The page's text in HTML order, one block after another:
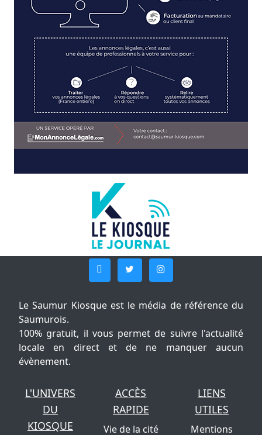
Le Saumur Kiosque est le média de référence du
Saumurois.
100% gratuit, il vous permet de suivre l'actualité
locale en direct et de ne manquer aucun
évènement.
L'UNIVERS
DU
KIOSQUE
ACCÈS
RAPIDE
Vie de la cité
LIENS
UTILES
Mentions